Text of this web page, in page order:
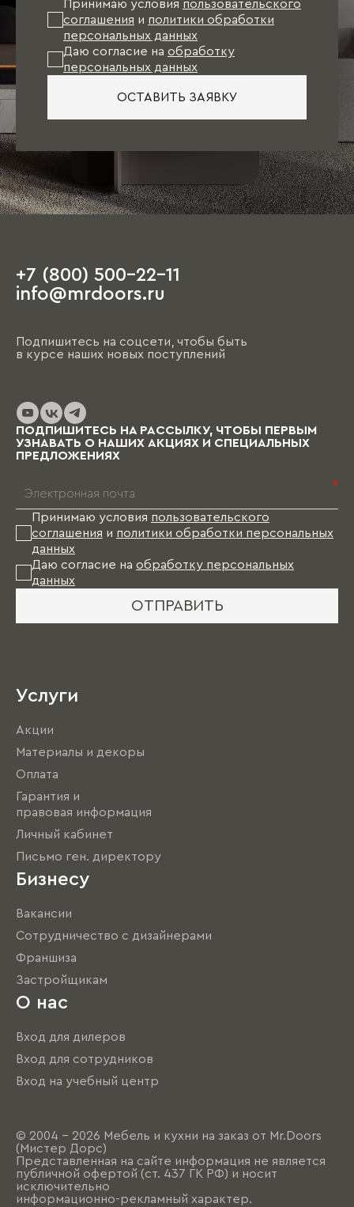
Принимаю условия пользовательского
соглашения и политики обработки
персональных данных
Даю согласие на обработку
персональных данных
ОСТАВИТЬ ЗАЯВКУ
+7 (800) 500-22-11
info@mrdoors.ru
Подпишитесь на соцсети, чтобы быть
в курсе наших новых поступлений
ПОДПИШИТЕСЬ НА РАССЫЛКУ, ЧТОБЫ ПЕРВЫМ
УЗНАВАТЬ О НАШИХ АКЦИЯХ И СПЕЦИАЛЬНЫХ
ПРЕДЛОЖЕНИЯХ
*
Принимаю условия пользовательского
соглашения и политики обработки персональных
данных
Даю согласие на обработку персональных
данных
ОТПРАВИТЬ
Услуги
Акции
Материалы и декоры
Оплата
Гарантия и
правовая информация
Личный кабинет
Письмо ген. директору
Бизнесу
Вакансии
Сотрудничество с дизайнерами
Франшиза
Застройщикам
О нас
Вход для дилеров
Вход для сотрудников
Вход на учебный центр
© 2004 - 2026 Мебель и кухни на заказ от Mr.Doors
(Мистер Дорс)
Представленная на сайте информация не является
публичной офертой (ст. 437 ГК РФ) и носит
исключительно
информационно-рекламный характер.